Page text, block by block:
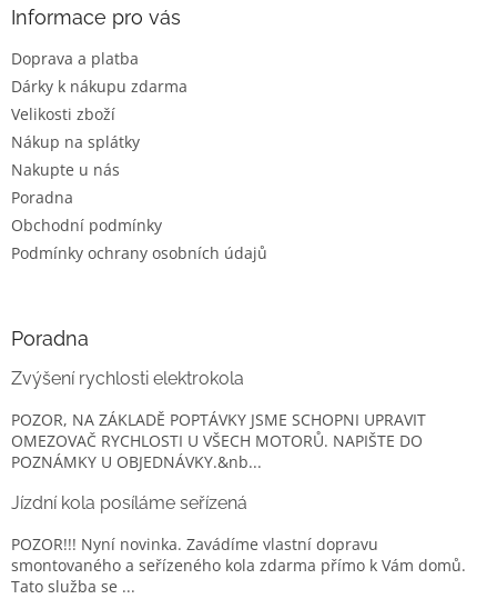
Informace pro vás
Doprava a platba
Dárky k nákupu zdarma
Velikosti zboží
Nákup na splátky
Nakupte u nás
Poradna
Obchodní podmínky
Podmínky ochrany osobních údajů
Poradna
Zvýšení rychlosti elektrokola
POZOR, NA ZÁKLADĚ POPTÁVKY JSME SCHOPNI UPRAVIT
OMEZOVAČ RYCHLOSTI U VŠECH MOTORŮ. NAPIŠTE DO
POZNÁMKY U OBJEDNÁVKY.&nb...
Jízdní kola posíláme seřízená
POZOR!!! Nyní novinka. Zavádíme vlastní dopravu
smontovaného a seřízeného kola zdarma přímo k Vám domů.
Tato služba se ...